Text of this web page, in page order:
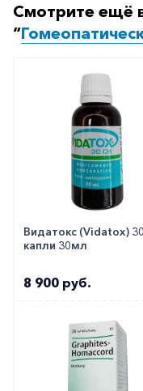
Смотрите ещё
“
Видатокс (Vidatox)
капли 30мл
8 900 руб.